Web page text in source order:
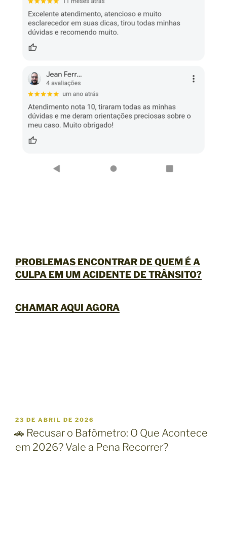
PROBLEMAS ENCONTRAR DE QUEM É A
CULPA EM UM ACIDENTE DE TRÂNSITO?
CHAMAR AQUI AGORA
P
B
L
23 DE ABRIL DE 2026
🚗 Recusar o Bafômetro: O Que Acontece
em 2026? Vale a Pena Recorrer?